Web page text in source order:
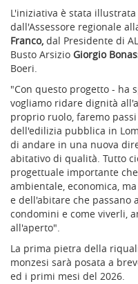
L'iniziativa è stata illustrata
dall'Assessore regionale
Franco, dal Presidente di
Busto Arsizio Giorgio
Boeri.
"Con questo progetto - ha
vogliamo ridare dignità
proprio ruolo, faremo
dell'edilizia pubblica in
di andare in una nuova
abitativo di qualità. Tutto
progettuale importante
ambientale, economica,
e dell'abitare che passano
condomini e come viverli,
all'aperto".
La prima pietra della
monzesi sarà posata a
ed i primi mesi del 2026.